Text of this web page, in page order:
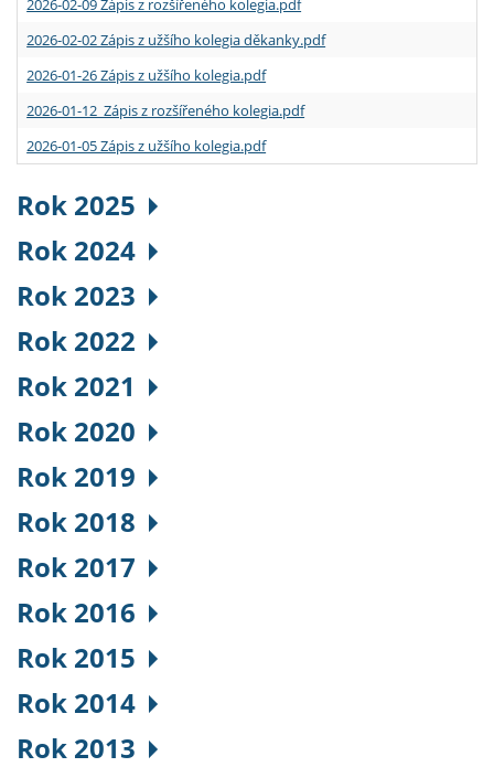
2026-02-02 Zápis z užšího kolegia děkanky.pdf
2026-01-26 Zápis z užšího kolegia.pdf
2026-01-12 Zápis z rozšířeného kolegia.pdf
2026-01-05 Zápis z užšího kolegia.pdf
Rok 2025
Rok 2024
Rok 2023
Rok 2022
Rok 2021
Rok 2020
Rok 2019
Rok 2018
Rok 2017
Rok 2016
Rok 2015
Rok 2014
Rok 2013